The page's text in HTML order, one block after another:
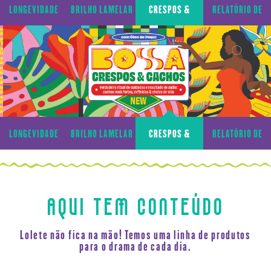
LONGEVIDADE
CAPILAR
BRILHO LAMELAR CRESPOS &
CACHOS
RELATÓRIO DE
TRANSPARÊNCIA
LONGEVIDADE
CAPILAR
BRILHO LAMELAR CRESPOS &
CACHOS
RELATÓRIO DE
TRANSPARÊNCIA
AQUI TEM CONTEÚDO
Lolete não fica na mão! Temos uma linha de produtos
para o drama de cada dia.